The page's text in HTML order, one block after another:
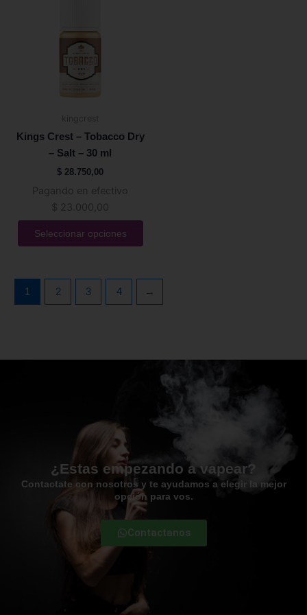
kingcrest
Kings Crest – Tobacco Dry
– Salt – 30 ml
$ 28.750,00
Pagando en efectivo
$ 23.000,00
Seleccionar opciones
múltiples
variantes.
Las
opciones
se
en
página
de
producto
1 2 3 4 →
¿Estas empezando a vapear?
Contactate con nosotros y te ayudamos a elegir la mejor
opción para vos.
Contactanos